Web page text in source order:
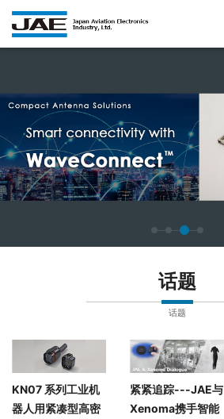
话题
话题
KN07 系列工业机
器人用紧凑型高密
紧紧追踪---JAE与
Xenoma携手智能